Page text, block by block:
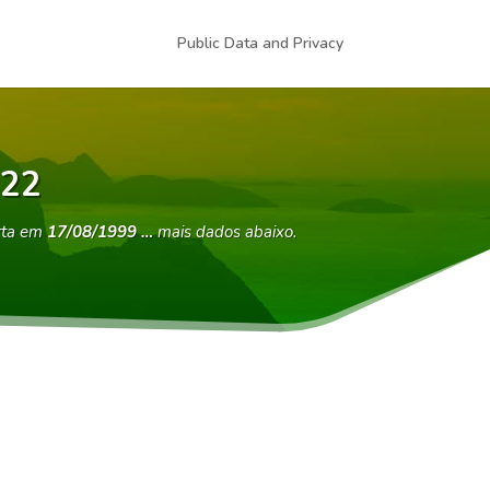
Public Data and Privacy
em17/08/1999 …mais dados abaixo.